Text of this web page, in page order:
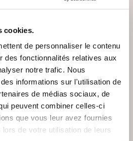
cookies.
de personnaliser le contenu
des fonctionnalités relatives aux
notre trafic. Nous
informations sur l'utilisation de
de médias sociaux, de
peuvent combiner celles-ci
que vous leur avez fournies
de votre utilisation de leurs
(0 avis)